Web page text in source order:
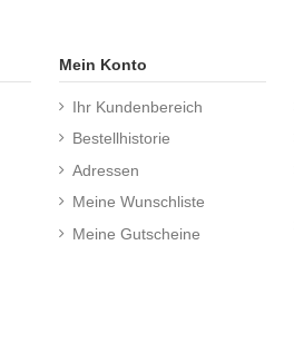
Mein Konto
Ihr Kundenbereich
Bestellhistorie
Adressen
Meine Wunschliste
Meine Gutscheine